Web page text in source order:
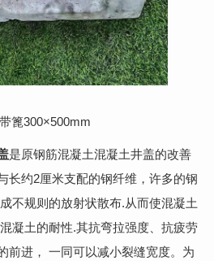
篦300×500mm
是原钢筋混凝土混凝土井盖的改善
长约2厘米支配的钢纤维，许多的钢
不规则的放射状散布.从而使混凝土
凝土的耐性.其抗弯拉强度、抗疲劳
前进， 一同可以减小裂缝宽度。为